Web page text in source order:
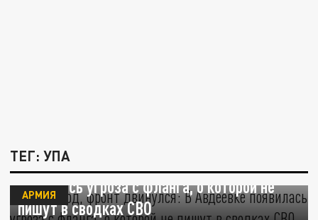
ТЕГ: УПА
Новый год, фронт двинулся: В Авдеевке
появилась угроза с фланга, о которой не
пишут в сводках СВО
АРМИЯ